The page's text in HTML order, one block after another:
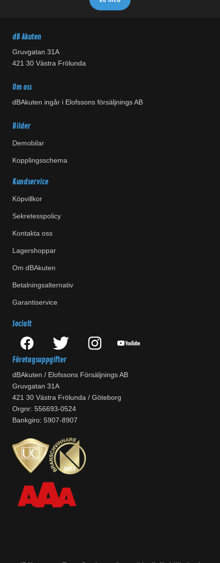
dB Akuten
Gruvgatan 31A
421 30 Västra Frölunda
Om oss
dBAkuten ingår i Elofssons försäljnings AB
Bilder
Demobilar
Kopplingsschema
Kundservice
Köpvillkor
Sekretesspolicy
Kontakta oss
Lagershoppar
Om dBAkuten
Betalningsalternativ
Garantiservice
Socialt
Företagsuppgifter
dBAkuten / Elofssons Försäljnings AB
Gruvgatan 31A
421 30 Västra Frölunda / Göteborg
Orgnr: 556693-0524
Bankgiro: 5907-8907